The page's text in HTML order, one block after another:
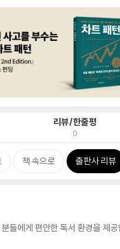
리뷰/한줄평
0
책 속으로 출판사 리뷰
들에게 편안한 독서 환경을 제